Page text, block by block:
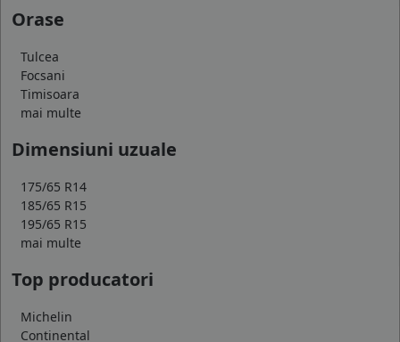
Orase
Tulcea
Focsani
Timisoara
mai multe
Dimensiuni uzuale
175/65 R14
185/65 R15
195/65 R15
mai multe
Top producatori
Michelin
Continental